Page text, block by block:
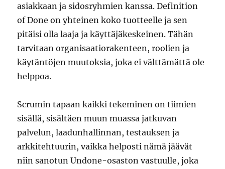
asiakkaan ja sidosryhmien kanssa. Definition
of Done on yhteinen koko tuotteelle ja sen
pitäisi olla laaja ja käyttäjäkeskeinen. Tähän
tarvitaan organisaatiorakenteen, roolien ja
käytäntöjen muutoksia, joka ei välttämättä ole
helppoa.
Scrumin tapaan kaikki tekeminen on tiimien
sisällä, sisältäen muun muassa jatkuvan
palvelun, laadunhallinnan, testauksen ja
arkkitehtuurin, vaikka helposti nämä jäävät
niin sanotun Undone-osaston vastuulle, joka